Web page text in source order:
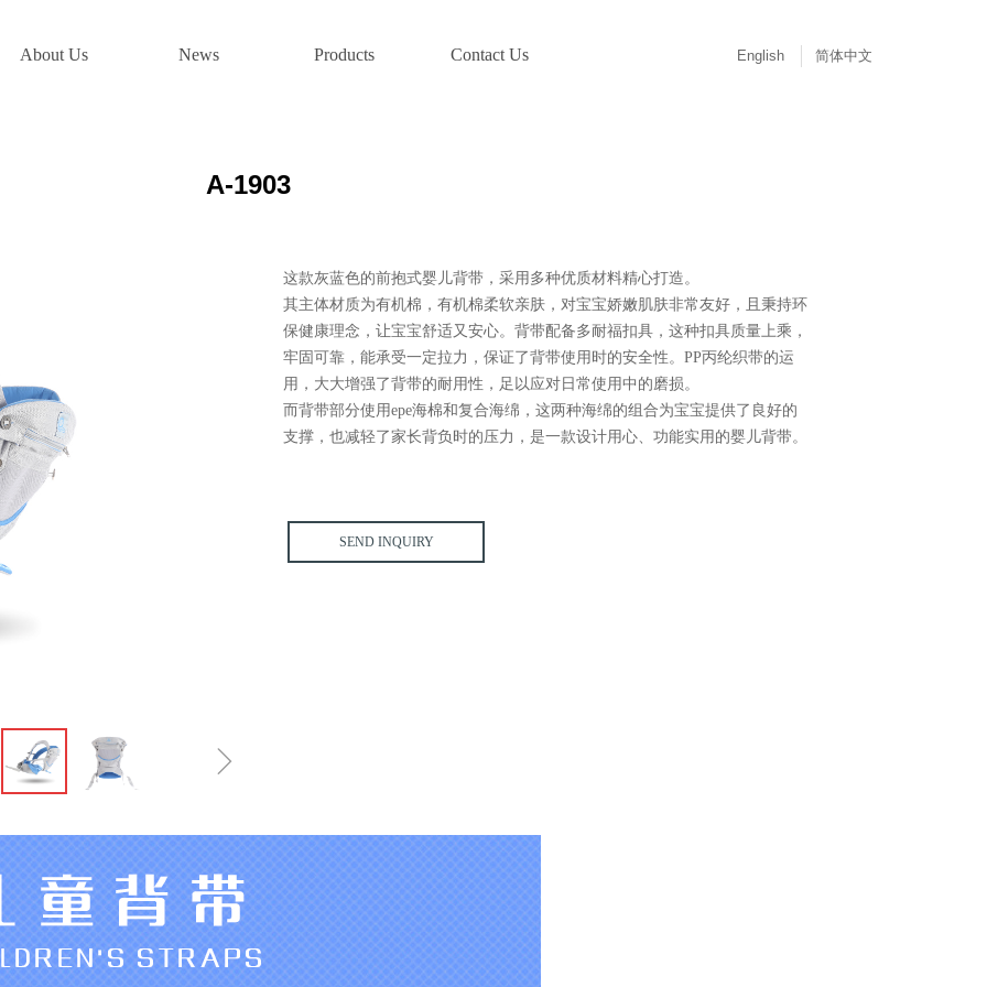
About Us News Products Contact Us English 简体中文
ꁇ
A-1903
这款灰蓝色的前抱式婴儿背带，采用多种优质材料精心打造。
其主体材质为有机棉，有机棉柔软亲肤，对宝宝娇嫩肌肤非常友好，且秉持环
保健康理念，让宝宝舒适又安心。背带配备多耐福扣具，这种扣具质量上乘，
牢固可靠，能承受一定拉力，保证了背带使用时的安全性。PP丙纶织带的运
用，大大增强了背带的耐用性，足以应对日常使用中的磨损。
而背带部分使用epe海棉和复合海绵，这两种海绵的组合为宝宝提供了良好的
支撑，也减轻了家长背负时的压力，是一款设计用心、功能实用的婴儿背带。
SEND INQUIRY